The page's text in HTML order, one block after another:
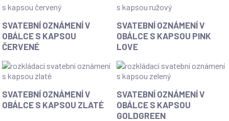
SVATEBNÍ OZNÁMENÍ V
OBÁLCE S KAPSOU
ČERVENÉ
SVATEBNÍ OZNÁMENÍ V
OBÁLCE S KAPSOU PINK
LOVE
SVATEBNÍ OZNÁMENÍ V
OBÁLCE S KAPSOU ZLATÉ
SVATEBNÍ OZNÁMENÍ V
OBÁLCE S KAPSOU
GOLDGREEN